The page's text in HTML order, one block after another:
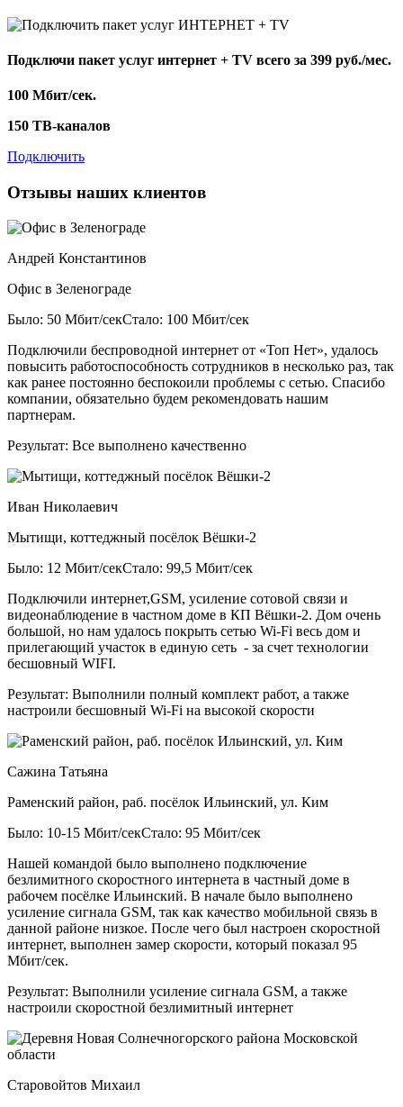
Подключи пакет услуг интернет + TV всего за 399 руб./мес.
100 Мбит/сек.
150 ТВ-каналов
Подключить
Отзывы наших клиентов
Андрей Константинов
Офис в Зеленограде
Было: 50 Мбит/секСтало: 100 Мбит/сек
Подключили беспроводной интернет от «Топ Нет», удалось
повысить работоспособность сотрудников в несколько раз, так
как ранее постоянно беспокоили проблемы с сетью. Спасибо
компании, обязательно будем рекомендовать нашим
партнерам.
Результат: Все выполнено качественно
Иван Николаевич
Мытищи, коттеджный посёлок Вёшки-2
Было: 12 Мбит/секСтало: 99,5 Мбит/сек
Подключили интернет,GSM, усиление сотовой связи и
видеонаблюдение в частном доме в КП Вёшки-2. Дом очень
большой, но нам удалось покрыть сетью Wi-Fi весь дом и
прилегающий участок в единую сеть - за счет технологии
бесшовный WIFI.
Результат: Выполнили полный комплект работ, а также
настроили бесшовный Wi-Fi на высокой скорости
Сажина Татьяна
Раменский район, раб. посёлок Ильинский, ул. Ким
Было: 10-15 Мбит/секСтало: 95 Мбит/сек
Нашей командой было выполнено подключение
безлимитного скоростного интернета в частный доме в
рабочем посёлке Ильинский. В начале было выполнено
усиление сигнала GSM, так как качество мобильной связь в
данной районе низкое. После чего был настроен скоростной
интернет, выполнен замер скорости, который показал 95
Мбит/сек.
Результат: Выполнили усиление сигнала GSM, а также
настроили скоростной безлимитный интернет
Старовойтов Михаил